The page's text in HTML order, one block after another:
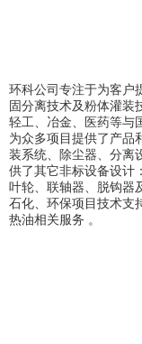
环科公司专注于为客户
固分离技术及粉体灌装
轻工、冶金、医药等与
为众多项目提供了产品
装系统、除尘器、分离
供了其它非标设备设计
叶轮、联轴器、脱钩器
石化、环保项目技术支
热油相关服务 。